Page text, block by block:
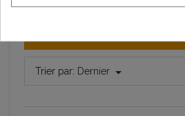
Trier par: Dernier